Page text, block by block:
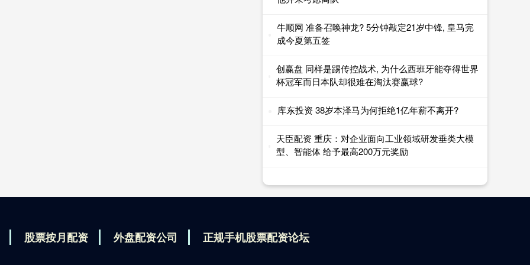
牛顺网 准备召唤神龙? 5分钟敲定21岁中锋, 皇马完
成今夏第五签
创赢盘 同样是踢传控战术, 为什么西班牙能夺得世界
杯冠军而日本队却很难在淘汰赛赢球?
库东投资 38岁本泽马为何拒绝1亿年薪不离开?
天臣配资 重庆：对企业面向工业领域研发垂类大模
型、智能体 给予最高200万元奖励
股票按月配资 外盘配资公司 正规手机股票配资论坛